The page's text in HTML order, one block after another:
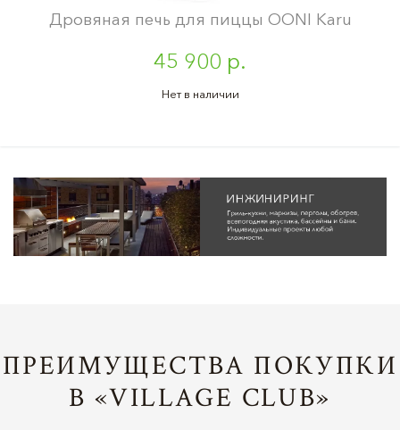
Дровяная печь для пиццы OONI Karu
45 900 р.
Нет в наличии
ПРЕИМУЩЕСТВА ПОКУПКИ
В «VILLAGE CLUB»